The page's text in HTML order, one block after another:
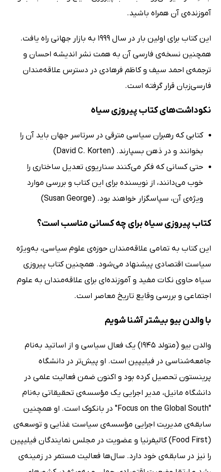
آموزنده‌ی آن همراه باشید.
این کتاب برای اولین بار در سال 1999 به بازار جهانی راه یافت.
همچنین نسخه‌ی فارسی آن به همت نشر اندیشه احسان و
ترجمه‌ی احمد سیف و کاظم فرهادی در دسترس علاقه‌مندان
فارسی‌زبان قرار گرفته است.
نکوداشت‌های کتاب پیروزی سیاه
کتابی که رهبران سیاسی مترقی در سرتاسر جهان باید آن را
بخوانند و در ذهن بسپارند. (David C. Korten)
حتی کسانی که فکر می‌کنند سناریوی تعدیل ساختاری را
خوب می‌دانند، از نویسنده برای این کتاب و بررسی موارد
ویژه‌ی آن، سپاسگزار خواهند بود. (Susan George)
کتاب پیروزی سیاه برای چه کسانی مناسب است؟
این کتاب به تمامی علاقه‌مندان حوزه‌ی علوم سیاسی، به‌ویژه
سیاست اقتصادی پیشنهاد می‌شود. همچنین کتاب پیروزی
سیاه حاوی نکات مفید و آموزنده‌ای برای علاقه‌مندان به علوم
اجتماعی و بررسی وقایع تاریخ معاصر است.
با والدن بیو بیشتر آشنا شویم
والدن بیو (متولد 1945) یک فعال سیاسی و از اساتید به‌نام
جامعه‌شناسی در فیلیپین است. او پیش‌تر در دانشگاه
پرینستون تحصیل کرده بود و اکنون ضمن فعالیت علمی در
دانشگاه مانیل، مدیر اجرایی یک مؤسسه‌ی تحقیقاتی به‌نام
"Focus on the Global South" در بانکوک است. او همچنین
سابقه‌ی مدیریت اجرایی مؤسسه‌ی سیاست غذایی و توسعه‌ی
(Food First) کالیفرنیا و عضویت در مجلس نمایندگان فیلیپین
را نیز در سابقه‌ی خود دارد. سال‌ها فعالیت مستمر در زمینه‌ی